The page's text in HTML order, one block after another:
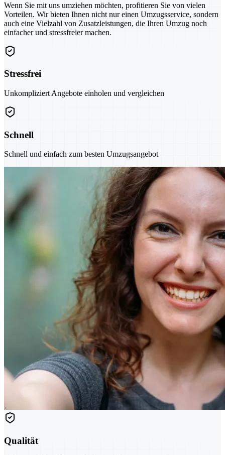
Wenn Sie mit uns umziehen möchten, profitieren Sie von vielen
Vorteilen. Wir bieten Ihnen nicht nur einen Umzugsservice, sondern
auch eine Vielzahl von Zusatzleistungen, die Ihren Umzug noch
einfacher und stressfreier machen.
Stressfrei
Unkompliziert Angebote einholen und vergleichen
Schnell
Schnell und einfach zum besten Umzugsangebot
Qualität